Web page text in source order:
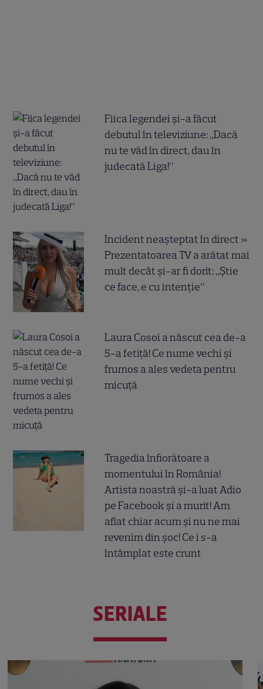
Fiica legendei și-a făcut
debutul în televiziune: „Dacă
nu te văd în direct, dau în
judecată Liga!”
Incident neașteptat în direct »
Prezentatoarea TV a arătat mai
mult decât și-ar fi dorit: „Știe
ce face, e cu intenție”
Laura Cosoi a născut cea de-a
5-a fetiță! Ce nume vechi și
frumos a ales vedeta pentru
micuță
Tragedia înfiorătoare a
momentului în România!
Artista noastră și-a luat Adio
pe Facebook și a murit! Am
aflat chiar acum și nu ne mai
revenim din șoc! Ce i s-a
întâmplat este crunt
SERIALE